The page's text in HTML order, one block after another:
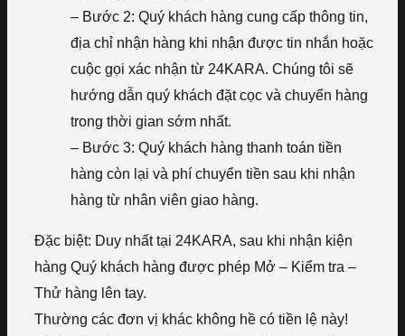
– Bước 2: Quý khách hàng cung cấp thông tin,
địa chỉ nhận hàng khi nhận được tin nhắn hoặc
cuộc gọi xác nhận từ 24KARA. Chúng tôi sẽ
hướng dẫn quý khách đặt cọc và chuyển hàng
trong thời gian sớm nhất.
– Bước 3: Quý khách hàng thanh toán tiền
hàng còn lại và phí chuyển tiền sau khi nhận
hàng từ nhân viên giao hàng.
Đặc biệt: Duy nhất tại 24KARA, sau khi nhận kiện
hàng Quý khách hàng được phép Mở – Kiểm tra –
Thử hàng lên tay.
Thường các đơn vị khác không hề có tiền lệ này!